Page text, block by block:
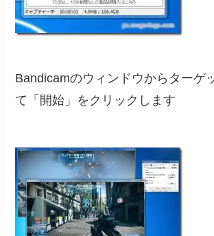
Bandicamのウィンドウからターゲ
て「開始」をクリックします